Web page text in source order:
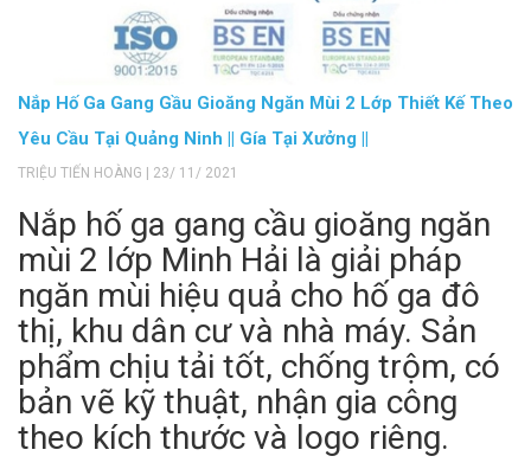
Nắp Hố Ga Gang Gầu Gioăng Ngăn Mùi 2 Lớp Thiết Kế Theo
Yêu Cầu Tại Quảng Ninh || Gía Tại Xưởng ||
TRIỆU TIẾN HOÀNG | 23/ 11/ 2021
Nắp hố ga gang cầu gioăng ngăn
mùi 2 lớp Minh Hải là giải pháp
ngăn mùi hiệu quả cho hố ga đô
thị, khu dân cư và nhà máy. Sản
phẩm chịu tải tốt, chống trộm, có
bản vẽ kỹ thuật, nhận gia công
theo kích thước và logo riêng.